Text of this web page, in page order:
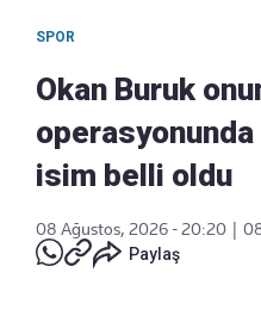
SPOR
Okan Buruk
isim belli oldu
08 Ağustos, 2026 - 20:20 |
Paylaş